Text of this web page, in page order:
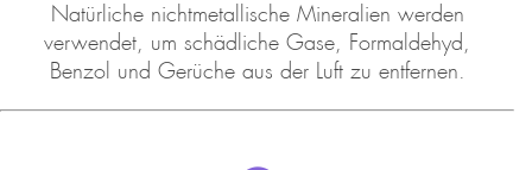
Natürliche nichtmetallische Mineralien werden
verwendet, um schädliche Gase, Formaldehyd,
Benzol und Gerüche aus der Luft zu entfernen.